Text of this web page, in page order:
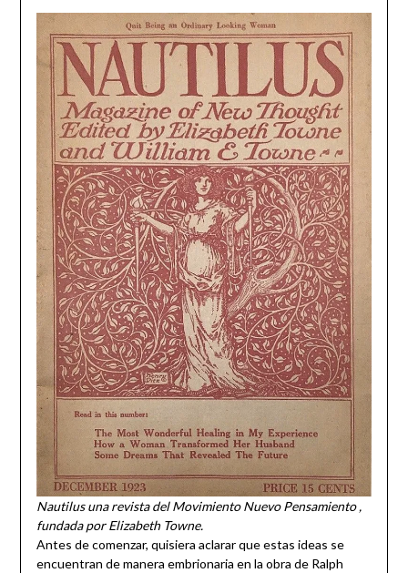
Nautilus una revista del Movimiento Nuevo Pensamiento ,
fundada por Elizabeth Towne.
Antes de comenzar, quisiera aclarar que estas ideas se
encuentran de manera embrionaria en la obra de Ralph